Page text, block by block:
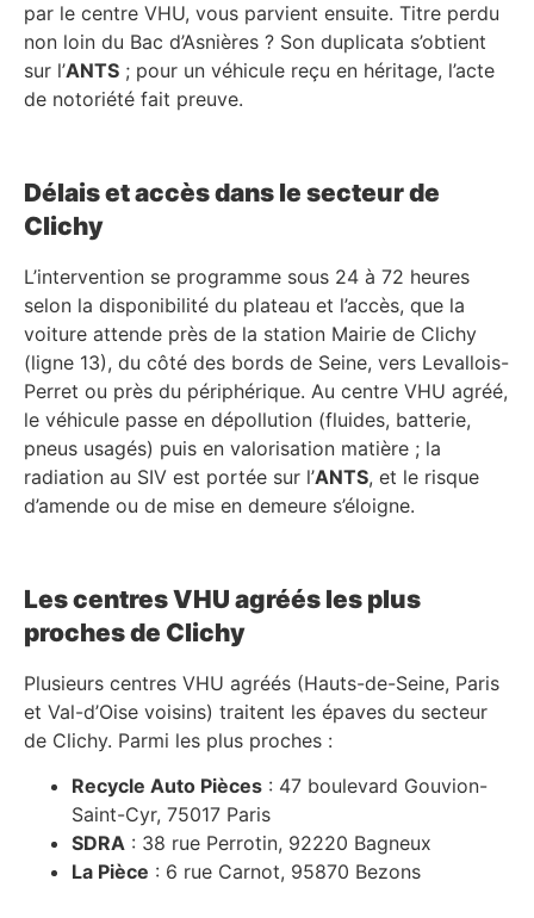
par le centre VHU, vous parvient ensuite. Titre perdu
non loin du Bac d’Asnières ? Son duplicata s’obtient
sur l’ANTS ; pour un véhicule reçu en héritage, l’acte
de notoriété fait preuve.
Délais et accès dans le secteur de
Clichy
L’intervention se programme sous 24 à 72 heures
selon la disponibilité du plateau et l’accès, que la
voiture attende près de la station Mairie de Clichy
(ligne 13), du côté des bords de Seine, vers Levallois-
Perret ou près du périphérique. Au centre VHU agréé,
le véhicule passe en dépollution (fluides, batterie,
pneus usagés) puis en valorisation matière ; la
radiation au SIV est portée sur l’ANTS, et le risque
d’amende ou de mise en demeure s’éloigne.
Les centres VHU agréés les plus
proches de Clichy
Plusieurs centres VHU agréés (Hauts-de-Seine, Paris
et Val-d’Oise voisins) traitent les épaves du secteur
de Clichy. Parmi les plus proches :
Recycle Auto Pièces : 47 boulevard Gouvion-
Saint-Cyr, 75017 Paris
SDRA : 38 rue Perrotin, 92220 Bagneux
La Pièce : 6 rue Carnot, 95870 Bezons